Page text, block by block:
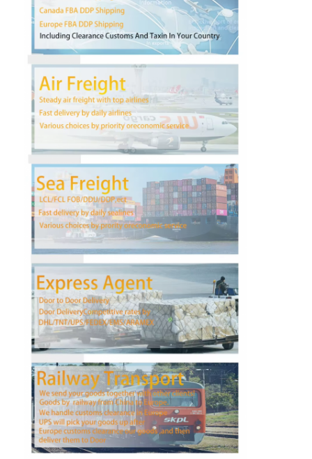
ホーム
企業情報
品質管理
お問い合わせ
今雑談しなさい
国際的な貨物Forward
航空貨物のForward
海上貨物
DDP 中国 から 発送
明白な船積み
鉄道貨物運送